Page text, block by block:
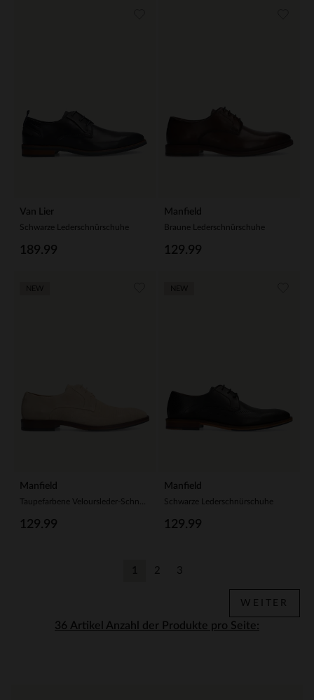
Van Lier
Schwarze Lederschnürschuhe
189.99
Manfield
Braune Lederschnürschuhe
129.99
Manfield
129.99
Manfield
Schwarze Lederschnürschuhe
129.99
Anzahl der Produkte pro Seite:
1 2 3
WEITER